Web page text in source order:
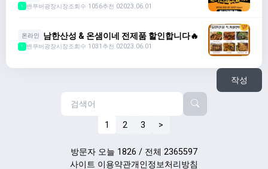
1 밴쿠버광장시장조회수 1056추천 02023.06.01
온라인 남한산성 & 온샘이네 전제품 할인합니다🔥
1 밴쿠버광장시장조회수 1031 추천 02023.06.01
작성
1 2 3 >
방문자 오늘 1826 / 전체 2365597
사이트 이용약관개인정보처리방침